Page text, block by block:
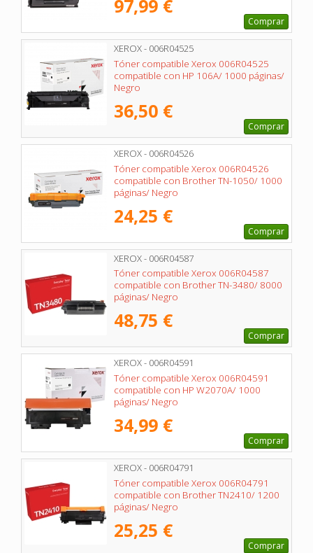
97,99 €
Comprar
XEROX - 006R04525
Tóner compatible Xerox 006R04525
compatible con HP 106A/ 1000 páginas/
Negro
36,50 €
Comprar
XEROX - 006R04526
Tóner compatible Xerox 006R04526
compatible con Brother TN-1050/ 1000
páginas/ Negro
24,25 €
Comprar
XEROX - 006R04587
Tóner compatible Xerox 006R04587
compatible con Brother TN-3480/ 8000
páginas/ Negro
48,75 €
Comprar
XEROX - 006R04591
Tóner compatible Xerox 006R04591
compatible con HP W2070A/ 1000
páginas/ Negro
34,99 €
Comprar
XEROX - 006R04791
Tóner compatible Xerox 006R04791
compatible con Brother TN2410/ 1200
páginas/ Negro
25,25 €
Comprar